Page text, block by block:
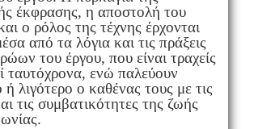
έκφρασης, η αποστολή του
ο ρόλος της τέχνης έρχονται
από τα λόγια και τις πράξεις
του έργου, που είναι τραχείς
ταυτόχρονα, ενώ παλεύουν
ή λιγότερο ο καθένας τους με τις
τις συμβατικότητες της ζωής